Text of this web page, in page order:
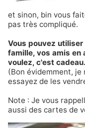
et sinon, bin vous
pas très compliqué.
Vous pouvez
famille, vos amis en
voulez, c'est cadeau.
(Bon évidemment,
essayez de les
Note : Je vous
aussi des cartes de